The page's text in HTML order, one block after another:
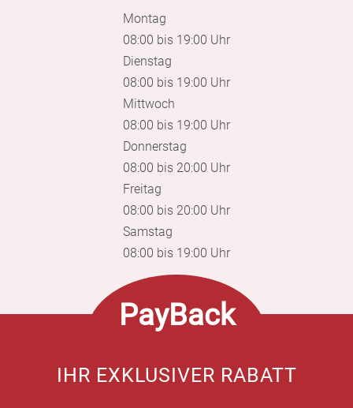
Montag
08:00 bis 19:00 Uhr
Dienstag
08:00 bis 19:00 Uhr
Mittwoch
08:00 bis 19:00 Uhr
Donnerstag
08:00 bis 20:00 Uhr
Freitag
08:00 bis 20:00 Uhr
Samstag
08:00 bis 19:00 Uhr
PayBack
IHR EXKLUSIVER RABATT